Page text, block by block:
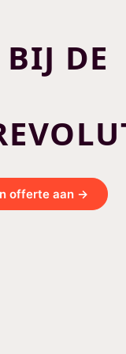
DE
offerte aan →